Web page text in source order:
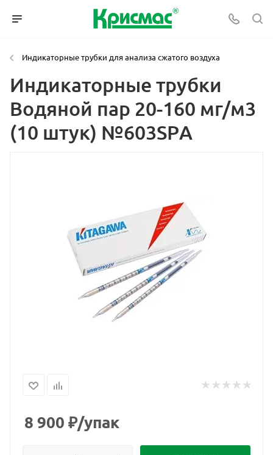
Индикаторные трубки для анализа сжатого воздуха
Индикаторные трубки
Водяной пар 20-160 мг/м3
(10 штук) №603SPА
8 900 ₽/упак